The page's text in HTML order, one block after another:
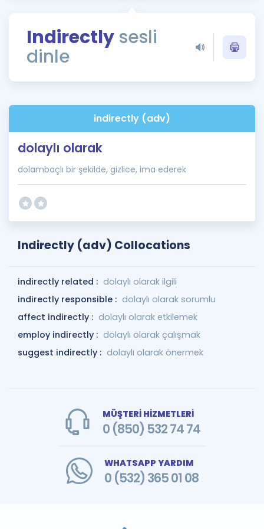
Rehberlik Aracı
ÖSYM Sınav Takvimi
İngilizce Gramer
Indirectly sesli
dinle
indirectly (adv)
dolaylı olarak
dolambaçlı bir şekilde, gizlice, ima ederek
Indirectly (adv) Collocations
indirectly related : dolaylı olarak ilgili
indirectly responsible : dolaylı olarak sorumlu
affect indirectly : dolaylı olarak etkilemek
employ indirectly : dolaylı olarak çalışmak
suggest indirectly : dolaylı olarak önermek
MÜŞTERİ HİZMETLERİ
0 (850) 532 74 74
WHATSAPP YARDIM
0 (532) 365 01 08